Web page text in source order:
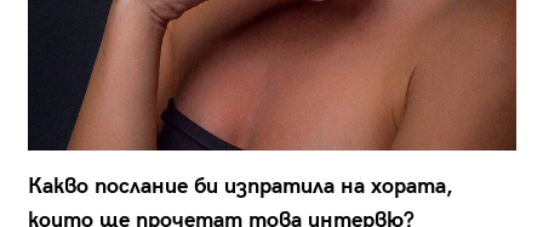
Какво послание би изпратила на хората,
които ще прочетат това интервю?